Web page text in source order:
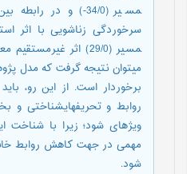
مسیر (34/0-) و در
می­توان نتیجه گرفت که مدل
برخوردار است. از این رو،
روابط و تحریف­های­شناختی و
ویژه­ای شود؛ زیرا با شناخت
مهمی در جهت کاهش روابط
شود.